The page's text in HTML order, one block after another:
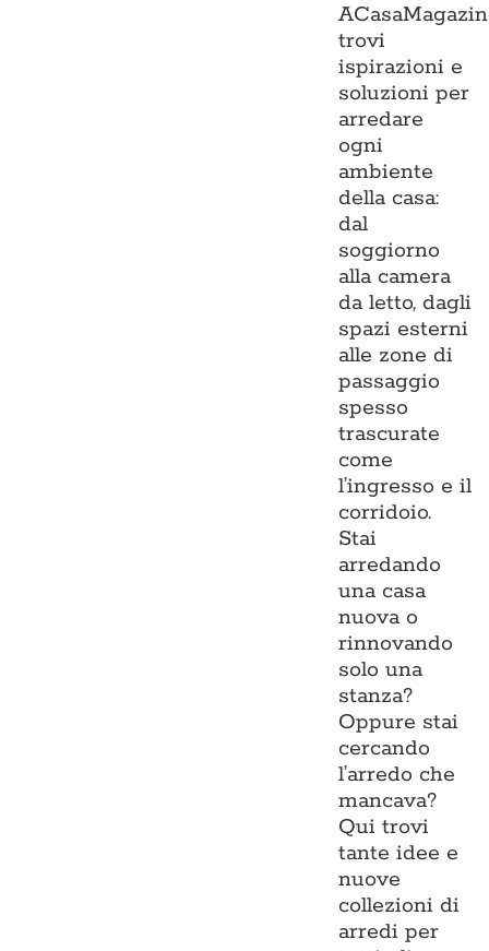
trovi
ispirazioni e
soluzioni per
arredare
ogni
ambiente
della casa:
dal
soggiorno
alla camera
da letto, dagli
spazi esterni
alle zone di
passaggio
spesso
trascurate
come
l’ingresso e il
corridoio.
Stai
arredando
una casa
nuova o
rinnovando
solo una
stanza?
Oppure stai
cercando
l’arredo che
mancava?
Qui trovi
tante idee e
nuove
collezioni di
arredi per